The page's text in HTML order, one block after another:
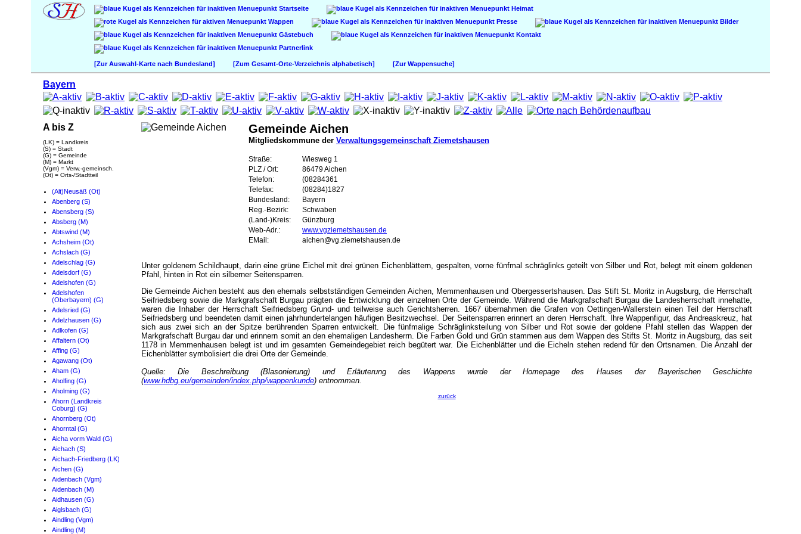
Startseite
Heimat
Wappen
Presse
Bilder
Gästebuch
Kontakt
Partnerlink
[Zur Auswahl-Karte nach Bundesland] [Zum Gesamt-Orte-Verzeichnis alphabetisch] [Zur Wappensuche]
Bayern
A bis Z
(LK) = Landkreis
(S) = Stadt
(G) = Gemeinde
(M) = Markt
(Vgm) = Verw.-gemeinsch.
(Ot) = Orts-/Stadtteil
(Alt)Neusäß (Ot)
Abenberg (S)
Abensberg (S)
Absberg (M)
Abtswind (M)
Achsheim (Ot)
Achslach (G)
Adelschlag (G)
Adelsdorf (G)
Adelshofen (G)
Adelshofen
(Oberbayern) (G)
Adelsried (G)
Adelzhausen (G)
Adlkofen (G)
Affaltern (Ot)
Affing (G)
Agawang (Ot)
Aham (G)
Aholfing (G)
Aholming (G)
Ahorn (Landkreis
Coburg) (G)
Ahornberg (Ot)
Ahorntal (G)
Aicha vorm Wald (G)
Aichach (S)
Aichach-Friedberg (LK)
Aichen (G)
Aidenbach (Vgm)
Aidenbach (M)
Aidhausen (G)
Aiglsbach (G)
Aindling (Vgm)
Aindling (M)
Gemeinde Aichen
Mitgliedskommune der Verwaltungsgemeinschaft Ziemetshausen
Straße:
Wiesweg 1
PLZ / Ort:
86479 Aichen
Telefon:
(08284361
Telefax:
(08284)1827
Bundesland:
Bayern
Reg.-Bezirk:
Schwaben
(Land-)Kreis:
Günzburg
Web-Adr.:
www.vgziemetshausen.de
EMail:
aichen@vg.ziemetshausen.de
Unter goldenem Schildhaupt, darin eine grüne Eichel mit drei grünen Eichenblättern, gespalten, vorne fünfmal schräglinks geteilt von Silber und Rot, belegt mit einem goldenen
Pfahl, hinten in Rot ein silberner Seitensparren.
Die Gemeinde Aichen besteht aus den ehemals selbstständigen Gemeinden Aichen, Memmenhausen und Obergessertshausen. Das Stift St. Moritz in Augsburg, die Herrschaft
Seifriedsberg sowie die Markgrafschaft Burgau prägten die Entwicklung der einzelnen Orte der Gemeinde. Während die Markgrafschaft Burgau die Landesherrschaft innehatte,
waren die Inhaber der Herrschaft Seifriedsberg Grund- und teilweise auch Gerichtsherren. 1667 übernahmen die Grafen von Oettingen-Wallerstein einen Teil der Herrschaft
Seifriedsberg und beendeten damit einen jahrhundertelangen häufigen Besitzwechsel. Der Seitensparren erinnert an deren Herrschaft. Ihre Wappenfigur, das Andreaskreuz, hat
sich aus zwei sich an der Spitze berührenden Sparren entwickelt. Die fünfmalige Schräglinksteilung von Silber und Rot sowie der goldene Pfahl stellen das Wappen der
Markgrafschaft Burgau dar und erinnern somit an den ehemaligen Landesherrn. Die Farben Gold und Grün stammen aus dem Wappen des Stifts St. Moritz in Augsburg, das seit
1178 in Memmenhausen belegt ist und im gesamten Gemeindegebiet reich begütert war. Die Eichenblätter und die Eicheln stehen redend für den Ortsnamen. Die Anzahl der
Eichenblätter symbolisiert die drei Orte der Gemeinde.
Quelle: Die Beschreibung (Blasonierung) und Erläuterung des Wappens wurde der Homepage des Hauses der Bayerischen Geschichte
(www.hdbg.eu/gemeinden/index.php/wappenkunde) entnommen.
zurück